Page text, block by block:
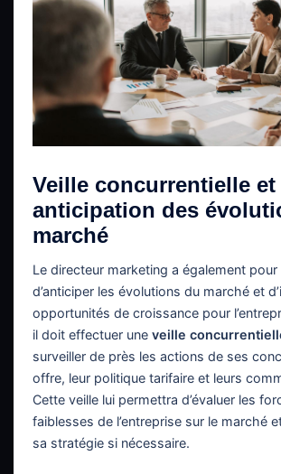
Veille concurrentielle et
anticipation des
marché
Le directeur marketing a également
d’anticiper les évolutions du marché et
opportunités de croissance pour
il doit effectuer une veille
surveiller de près les actions de ses
offre, leur politique tarifaire et leurs
Cette veille lui permettra d’évaluer les
faiblesses de l’entreprise sur le marché
sa stratégie si nécessaire.